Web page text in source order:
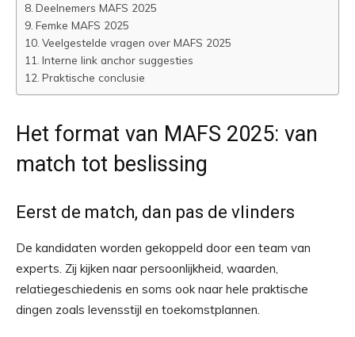
Deelnemers MAFS 2025
Femke MAFS 2025
Veelgestelde vragen over MAFS 2025
Interne link anchor suggesties
Praktische conclusie
Het format van MAFS 2025: van
match tot beslissing
Eerst de match, dan pas de vlinders
De kandidaten worden gekoppeld door een team van
experts. Zij kijken naar persoonlijkheid, waarden,
relatiegeschiedenis en soms ook naar hele praktische
dingen zoals levensstijl en toekomstplannen.